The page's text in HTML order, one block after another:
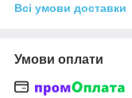
Всі умови доставки
Умови оплати